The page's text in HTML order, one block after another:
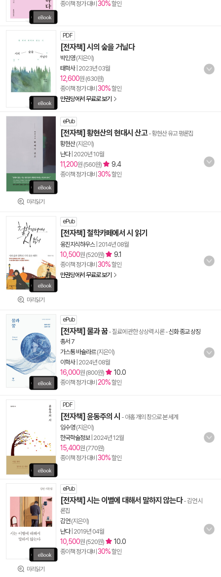
종이책 정가 대비 30%할인
PDF
[전자책] 시의 숲을 거닐다
박민영(지은이)
태학사| 2023년 03월
12,600원 (630원)
종이책 정가 대비 30%할인
만권당에서 무료로 보기
미리읽기
ePub
[전자책] 황현산의 현대시 산고- 황현산 유고 평론집
황현산(지은이)
난다| 2020년 10월
11,200원 (560원) 9.4
종이책 정가 대비 30%할인
미리읽기
ePub
[전자책] 철학카페에서 시 읽기
웅진지식하우스| 2014년 08월
10,500원 (520원) 9.1
종이책 정가 대비 30%할인
만권당에서 무료로 보기
ePub
[전자책] 물과 꿈- 질료에 관한 상상력 시론-신화 종교 상징
총서 7
가스통 바슐라르(지은이)
이학사| 2024년 08월
16,000원 (800원) 10.0
종이책 정가 대비 20%할인
PDF
[전자책] 윤동주의 시 - 아홉 개의 창으로 본 세계
임수영(지은이)
한국학술정보| 2024년 12월
15,400원 (770원)
종이책 정가 대비 30%할인
미리읽기
ePub
[전자책] 시는 이별에 대해서 말하지 않는다- 김언 시
론집
김언(지은이)
난다| 2019년 04월
10,500원 (520원) 10.0
종이책 정가 대비 30%할인